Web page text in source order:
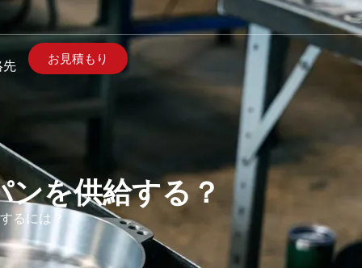
先
お見積もり
ンを供給する？
るには？